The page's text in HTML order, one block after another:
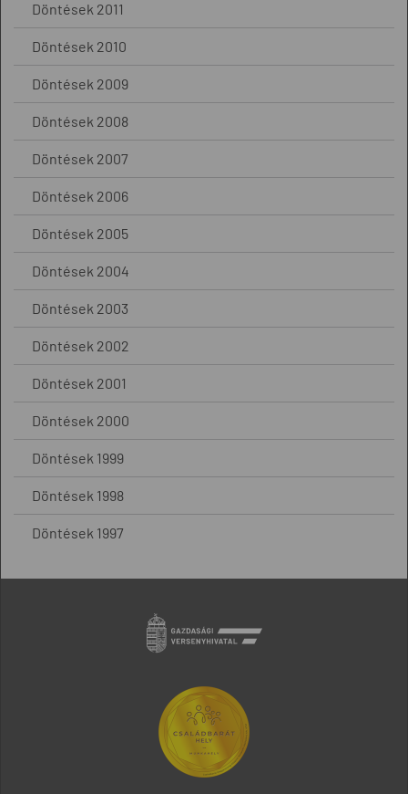
Döntések 2011
Döntések 2010
Döntések 2009
Döntések 2008
Döntések 2007
Döntések 2006
Döntések 2005
Döntések 2004
Döntések 2003
Döntések 2002
Döntések 2001
Döntések 2000
Döntések 1999
Döntések 1998
Döntések 1997